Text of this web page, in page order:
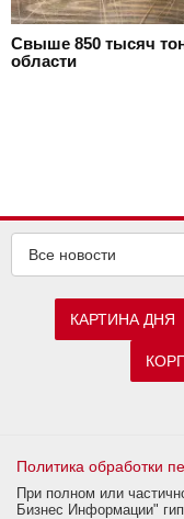
Свыше 850 тысяч
области
Все новости
КАРТИНА ДНЯ
Политика обработки
При полном или
Бизнес Информации"